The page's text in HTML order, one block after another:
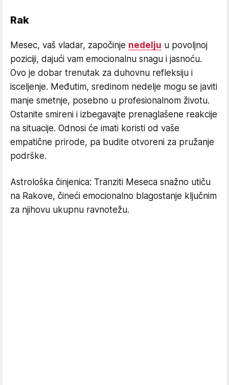
Rak
Mesec, vaš vladar, započinje nedelju u povoljnoj
poziciji, dajući vam emocionalnu snagu i jasnoću.
Ovo je dobar trenutak za duhovnu refleksiju i
isceljenje. Međutim, sredinom nedelje mogu se javiti
manje smetnje, posebno u profesionalnom životu.
Ostanite smireni i izbegavajte prenaglašene reakcije
na situacije. Odnosi će imati koristi od vaše
empatične prirode, pa budite otvoreni za pružanje
podrške.
Astrološka činjenica: Tranziti Meseca snažno utiču
na Rakove, čineći emocionalno blagostanje ključnim
za njihovu ukupnu ravnotežu.